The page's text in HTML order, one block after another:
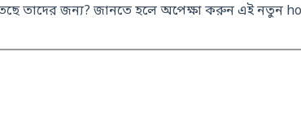
তাদের জন্য? জানতে হলে অপেক্ষা করুন এই নতুন